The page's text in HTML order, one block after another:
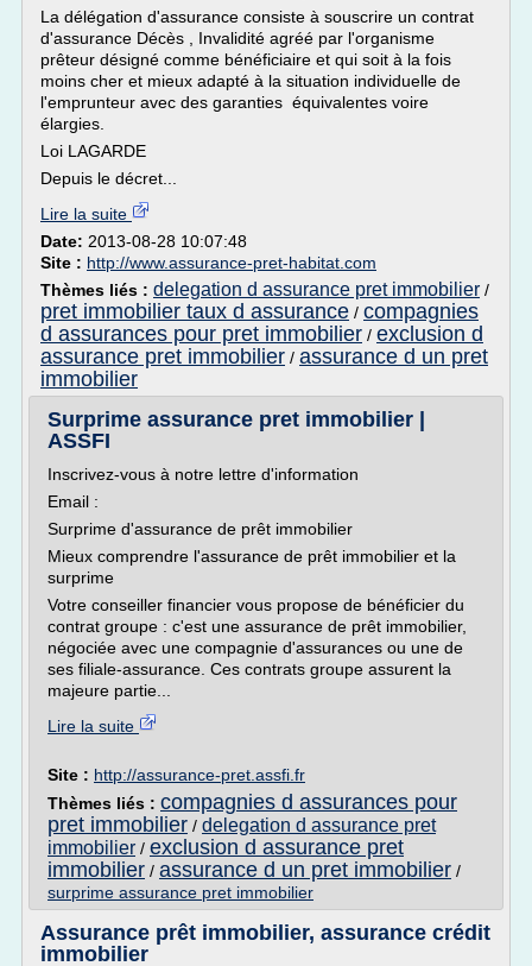
La délégation d'assurance consiste à souscrire un contrat
d'assurance Décès , Invalidité agréé par l'organisme
prêteur désigné comme bénéficiaire et qui soit à la fois
moins cher et mieux adapté à la situation individuelle de
l'emprunteur avec des garanties équivalentes voire
élargies.
Loi LAGARDE
Depuis le décret...
Lire la suite
Date: 2013-08-28 10:07:48
Site : http://www.assurance-pret-habitat.com
Thèmes liés : delegation d assurance pret immobilier /
pret immobilier taux d assurance / compagnies
d assurances pour pret immobilier / exclusion d
assurance pret immobilier / assurance d un pret
immobilier
Surprime assurance pret immobilier |
ASSFI
Inscrivez-vous à notre lettre d'information
Email :
Surprime d'assurance de prêt immobilier
Mieux comprendre l'assurance de prêt immobilier et la
surprime
Votre conseiller financier vous propose de bénéficier du
contrat groupe : c'est une assurance de prêt immobilier,
négociée avec une compagnie d'assurances ou une de
ses filiale-assurance. Ces contrats groupe assurent la
majeure partie...
Lire la suite
Site : http://assurance-pret.assfi.fr
Thèmes liés : compagnies d assurances pour
pret immobilier / delegation d assurance pret
immobilier / exclusion d assurance pret
immobilier / assurance d un pret immobilier /
surprime assurance pret immobilier
Assurance prêt immobilier, assurance crédit
immobilier